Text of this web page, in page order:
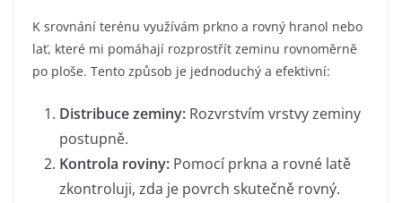
K srovnání terénu využívám prkno a rovný hranol nebo
lať, které mi pomáhají rozprostřít zeminu rovnoměrně
po ploše. Tento způsob je jednoduchý a efektivní:
Distribuce zeminy: Rozvrstvím vrstvy zeminy
postupně.
Kontrola roviny: Pomocí prkna a rovné latě
zkontroluji, zda je povrch skutečně rovný.